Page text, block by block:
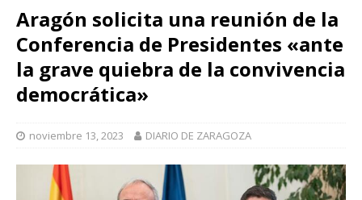
Aragón solicita una reunión de la
Conferencia de Presidentes «ante
la grave quiebra de la convivencia
democrática»
noviembre 13, 2023 DIARIO DE ZARAGOZA